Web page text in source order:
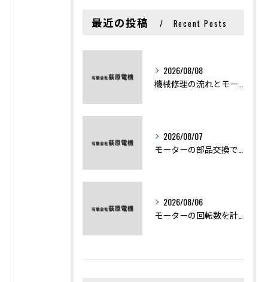
最近の投稿 Recent Posts
2026/08/08
2026/08/07
2026/08/06